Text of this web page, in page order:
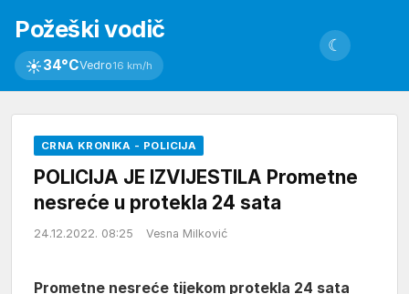
Požeški vodič
☀34°CVedro16 km/h
☾
CRNA KRONIKA - POLICIJA
POLICIJA JE IZVIJESTILA Prometne
nesreće u protekla 24 sata
24.12.2022. 08:25 Vesna Milković
Prometne nesreće tijekom protekla 24 sata